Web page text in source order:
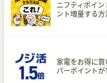
ニフティポイ
ント増量する方
家電をお得に
パーポイントが